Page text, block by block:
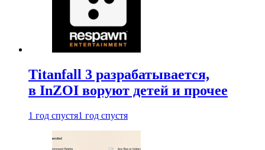
Titanfall 3 разрабатывается,
в InZOI воруют детей и прочее
1 год спустя1 год спустя